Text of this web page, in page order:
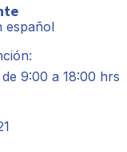
español
9:00 a 18:00 hrs